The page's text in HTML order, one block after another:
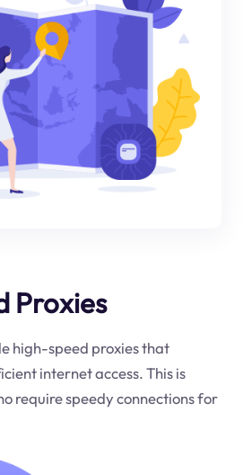
Proxies
high-speed proxies that
internet access. This is
require speedy connections for